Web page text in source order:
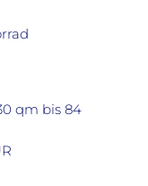
qm bis 84